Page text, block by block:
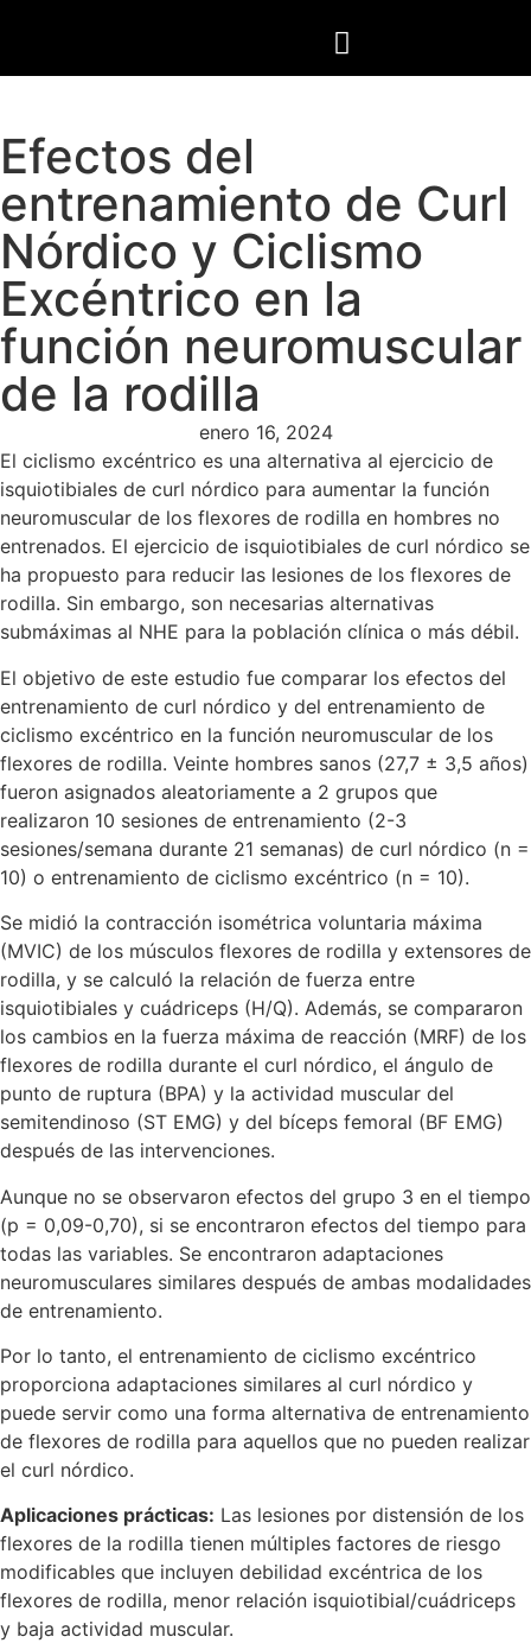
Efectos del
entrenamiento de Curl
Nórdico y Ciclismo
Excéntrico en la
función neuromuscular
de la rodilla
enero 16, 2024
El ciclismo excéntrico es una alternativa al ejercicio de
isquiotibiales de curl nórdico para aumentar la función
neuromuscular de los flexores de rodilla en hombres no
entrenados. El ejercicio de isquiotibiales de curl nórdico se
ha propuesto para reducir las lesiones de los flexores de
rodilla. Sin embargo, son necesarias alternativas
submáximas al NHE para la población clínica o más débil.
El objetivo de este estudio fue comparar los efectos del
entrenamiento de curl nórdico y del entrenamiento de
ciclismo excéntrico en la función neuromuscular de los
flexores de rodilla. Veinte hombres sanos (27,7 ± 3,5 años)
fueron asignados aleatoriamente a 2 grupos que
realizaron 10 sesiones de entrenamiento (2-3
sesiones/semana durante 21 semanas) de curl nórdico (n =
10) o entrenamiento de ciclismo excéntrico (n = 10).
Se midió la contracción isométrica voluntaria máxima
(MVIC) de los músculos flexores de rodilla y extensores de
rodilla, y se calculó la relación de fuerza entre
isquiotibiales y cuádriceps (H/Q). Además, se compararon
los cambios en la fuerza máxima de reacción (MRF) de los
flexores de rodilla durante el curl nórdico, el ángulo de
punto de ruptura (BPA) y la actividad muscular del
semitendinoso (ST EMG) y del bíceps femoral (BF EMG)
después de las intervenciones.
Aunque no se observaron efectos del grupo 3 en el tiempo
(p = 0,09-0,70), si se encontraron efectos del tiempo para
todas las variables. Se encontraron adaptaciones
neuromusculares similares después de ambas modalidades
de entrenamiento.
Por lo tanto, el entrenamiento de ciclismo excéntrico
proporciona adaptaciones similares al curl nórdico y
puede servir como una forma alternativa de entrenamiento
de flexores de rodilla para aquellos que no pueden realizar
el curl nórdico.
Aplicaciones prácticas: Las lesiones por distensión de los
flexores de la rodilla tienen múltiples factores de riesgo
modificables que incluyen debilidad excéntrica de los
flexores de rodilla, menor relación isquiotibial/cuádriceps
y baja actividad muscular.